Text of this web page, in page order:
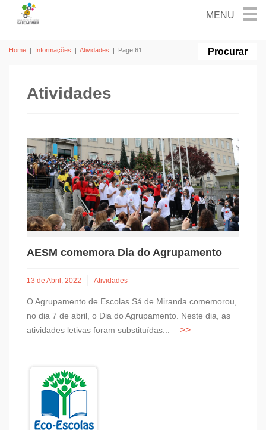
Home | Informações | Atividades | Page 61
Atividades
AESM comemora Dia do Agrupamento
13 de Abril, 2022 Atividades
O Agrupamento de Escolas Sá de Miranda comemorou,
no dia 7 de abril, o Dia do Agrupamento. Neste dia, as
atividades letivas foram substituídas...